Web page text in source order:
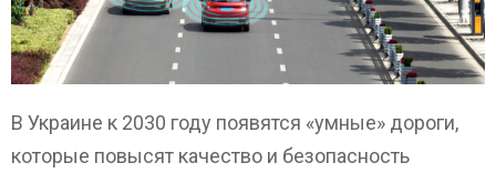
В Украине к 2030 году появятся «умные» дороги,
которые повысят качество и безопасность